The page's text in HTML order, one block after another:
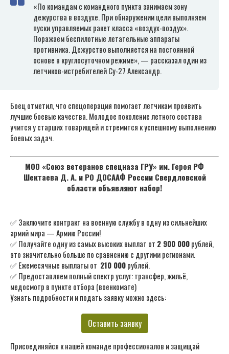
«По командам с командного пункта занимаем зону
дежурства в воздухе. При обнаружении цели выполняем
пуски управляемых ракет класса «воздух-воздух».
Поражаем беспилотные летательные аппараты
противника. Дежурство выполняется на постоянной
основе в круглосуточном режиме», — рассказал один из
летчиков-истребителей Су-27 Александр.
Боец отметил, что спецоперация помогает летчикам проявить
лучшие боевые качества. Молодое поколение летного состава
учится у старших товарищей и стремится к успешному выполнению
боевых задач.
МОО «Союз ветеранов спецназа ГРУ» им. Героя РФ
Шектаева Д. А. и РО ДОСААФ России Свердловской
области объявляют набор!
✅ Заключите контракт на военную службу в одну из сильнейших
армий мира — Армию России!
✅ Получайте одну из самых высоких выплат от 2 900 000рублей,
это значительно больше по сравнению с другими регионами.
✅ Ежемесячные выплаты от 210 000рублей.
✅ Предоставляем полный спектр услуг: трансфер, жильё,
медосмотр в пункте отбора (военкомате)
Узнать подробности и подать заявку можно здесь:
Оставить заявку
Присоединяйся к нашей команде профессионалов и защищай